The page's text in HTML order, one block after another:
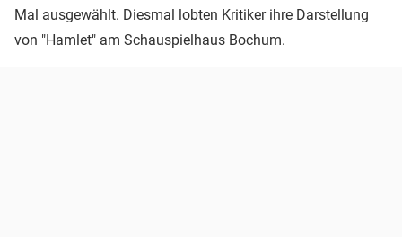
Mal ausgewählt. Diesmal lobten Kritiker ihre Darstellung
von "Hamlet" am Schauspielhaus Bochum.